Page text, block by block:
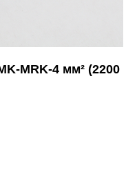
MRK-4 мм² (2200